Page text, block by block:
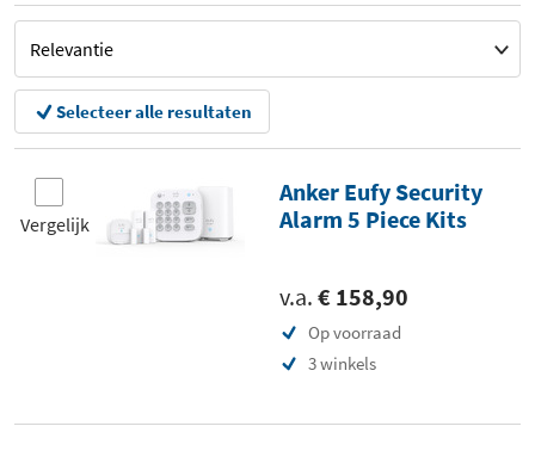
Selecteer alle resultaten
Vergelijk
Anker Eufy Security
Alarm 5 Piece Kits
v.a. € 158,90
Op voorraad
3 winkels